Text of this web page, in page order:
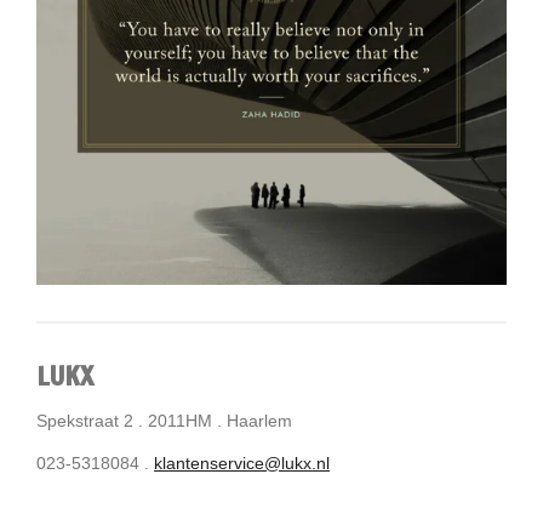
LUKX
Spekstraat 2 . 2011HM . Haarlem
023-5318084 . klantenservice@lukx.nl